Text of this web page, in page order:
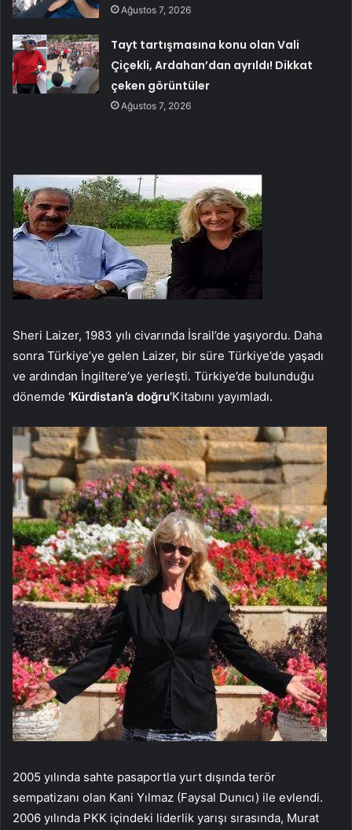
Ağustos 7, 2026
Tayt tartışmasına konu olan Vali
Çiçekli, Ardahan’dan ayrıldı! Dikkat
çeken görüntüler
Ağustos 7, 2026
Sheri Laizer, 1983 yılı civarında İsrail’de yaşıyordu. Daha
sonra Türkiye’ye gelen Laizer, bir süre Türkiye’de yaşadı
ve ardından İngiltere’ye yerleşti. Türkiye’de bulunduğu
dönemde ‘Kürdistan’a doğru’Kitabını yayımladı.
2005 yılında sahte pasaportla yurt dışında terör
sempatizanı olan Kani Yılmaz (Faysal Dunıcı) ile evlendi.
2006 yılında PKK içindeki liderlik yarışı sırasında, Murat